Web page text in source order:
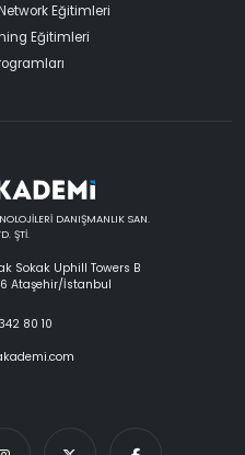
Eğitimleri
Eğitimleri
DANIŞMANLIK SAN.
ŞTİ.
Sokak Uphill Towers B
Ataşehir/İstanbul
80 10